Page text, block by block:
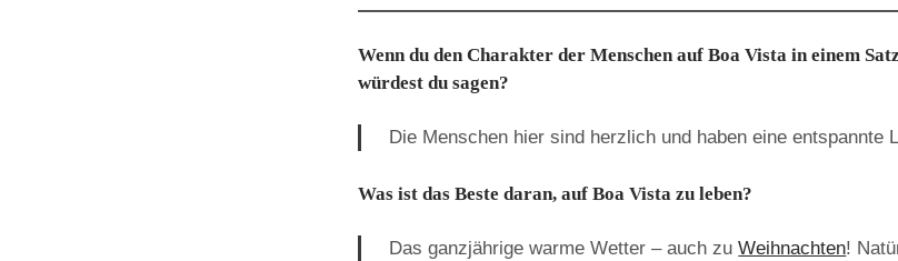
Wenn du den Charakter der Menschen auf Boa Vista in einem
würdest du sagen?
Die Menschen hier sind herzlich und haben eine entspannte
Was ist das Beste daran, auf Boa Vista zu leben?
Das ganzjährige warme Wetter – auch zuWeihnachten!